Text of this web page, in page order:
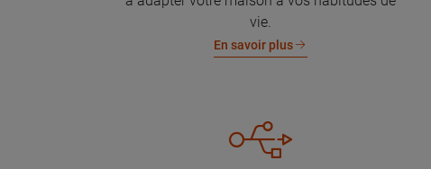
vie.
En savoir plus